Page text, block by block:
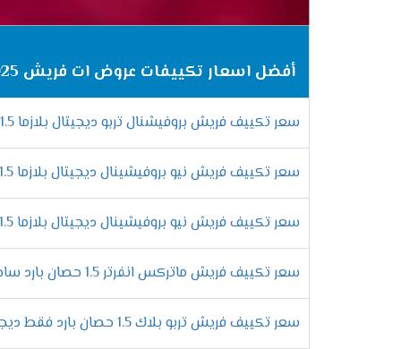
التميز بسرعة التبريد السريع
يحتوى تكييف فريش على المواصفات الجديدة
على تبريد المكان من حر الصيف والاستمتاع
الاستمتاع بالتشغيل الجاف
لان يوجد انواع كثيرة من المكيفات موجودة
بالأساليب الجديدة وتمتعنا بأنها تعمل
التميز بنظام توزيع الهواء
اركان الغرفه لكى يستمتع العميل بالحصول
يوجد أجهزة فريش فى الاسواق بشكل كبير
أفضل اسعار تكييفات عروض ات فريش 2025
سعر تكييف فريش بروفيشنال تربو ديجيتال بلازما 1.5 حصان بارد
سعر تكييف فريش نيو بروفيشينال ديجيتال بلازما 1.5 حصان بارد فقط
سعر تكييف فريش نيو بروفيشينال ديجيتال بلازما 1.5 حصان بارد ساخن
سعر تكييف فريش ماتركس انفرتر 1.5 حصان بارد ساخن
سعر تكييف فريش تربو بلاك 1.5 حصان بارد فقط ديجيتال